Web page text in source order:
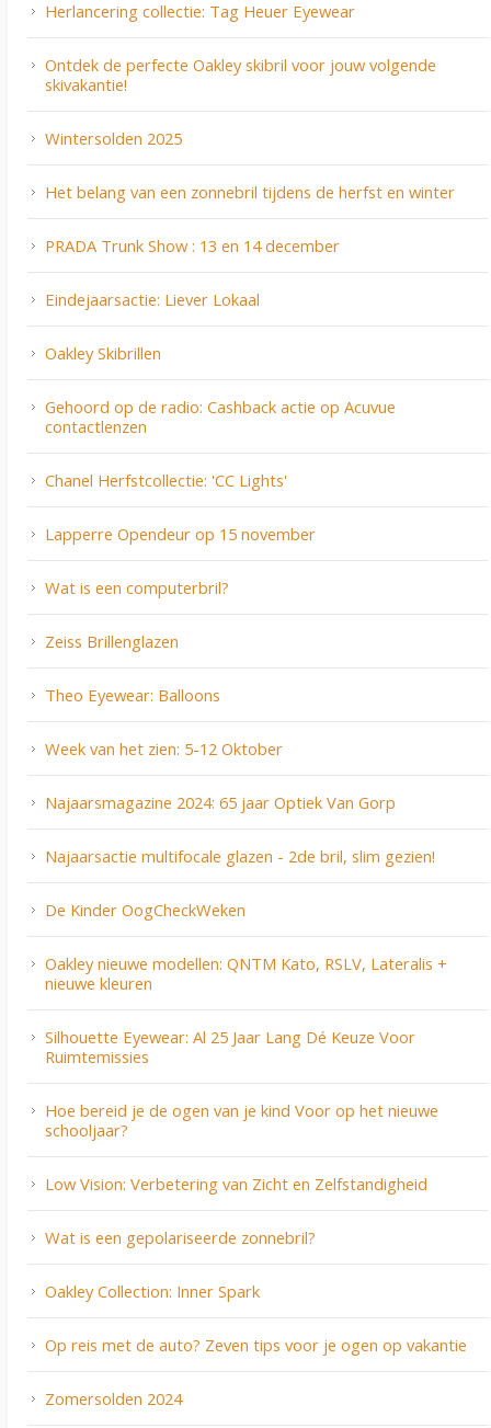
Herlancering collectie: Tag Heuer Eyewear
Ontdek de perfecte Oakley skibril voor jouw volgende
skivakantie!
Wintersolden 2025
Het belang van een zonnebril tijdens de herfst en winter
PRADA Trunk Show : 13 en 14 december
Eindejaarsactie: Liever Lokaal
Oakley Skibrillen
Gehoord op de radio: Cashback actie op Acuvue
contactlenzen
Chanel Herfstcollectie: 'CC Lights'
Lapperre Opendeur op 15 november
Wat is een computerbril?
Zeiss Brillenglazen
Theo Eyewear: Balloons
Week van het zien: 5-12 Oktober
Najaarsmagazine 2024: 65 jaar Optiek Van Gorp
Najaarsactie multifocale glazen - 2de bril, slim gezien!
De Kinder OogCheckWeken
Oakley nieuwe modellen: QNTM Kato, RSLV, Lateralis +
nieuwe kleuren
Silhouette Eyewear: Al 25 Jaar Lang Dé Keuze Voor
Ruimtemissies
Hoe bereid je de ogen van je kind Voor op het nieuwe
schooljaar?
Low Vision: Verbetering van Zicht en Zelfstandigheid
Wat is een gepolariseerde zonnebril?
Oakley Collection: Inner Spark
Op reis met de auto? Zeven tips voor je ogen op vakantie
Zomersolden 2024